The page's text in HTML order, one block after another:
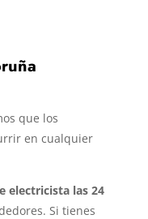
que los
en cualquier
electricista las 24
Si tienes